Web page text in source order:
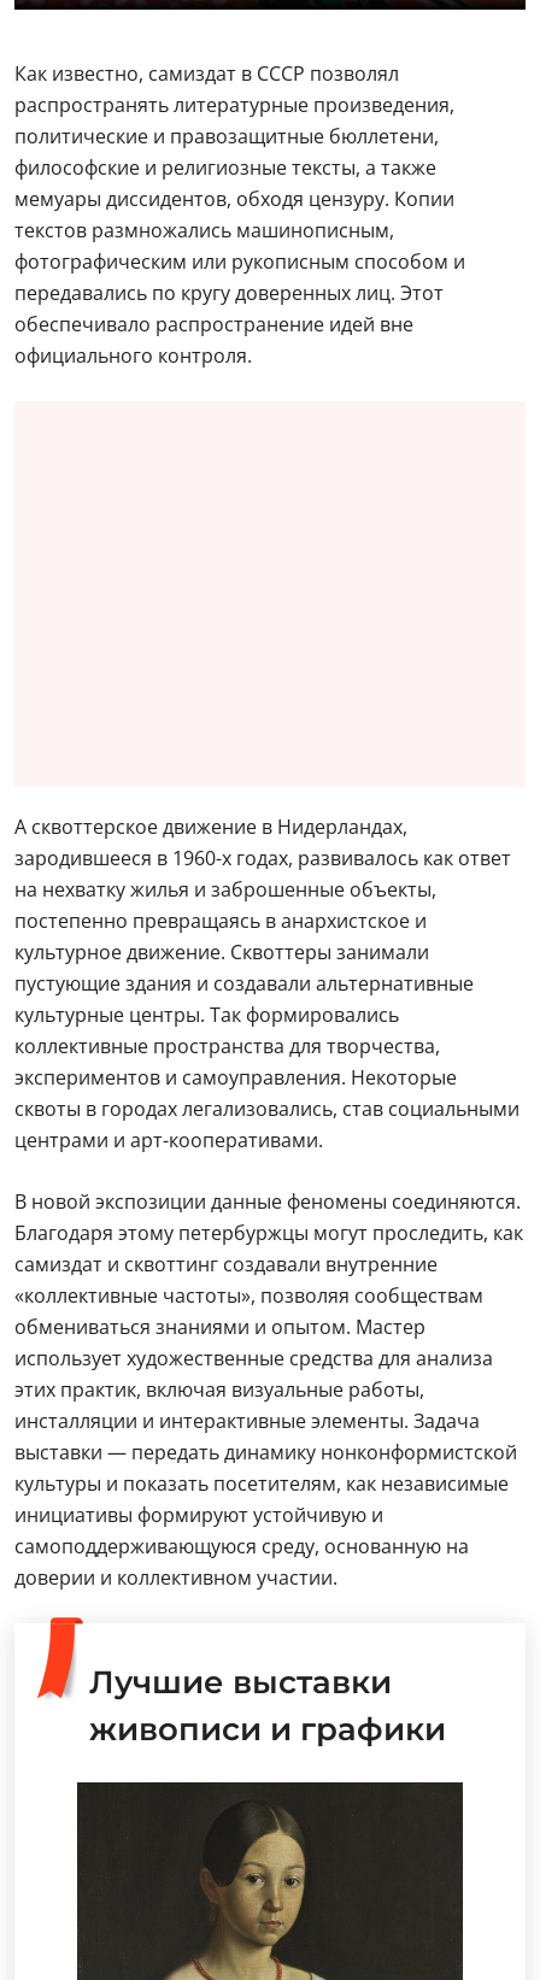
Как известно, самиздат в СССР позволял
распространять литературные произведения,
политические и правозащитные бюллетени,
философские и религиозные тексты, а также
мемуары диссидентов, обходя цензуру. Копии
текстов размножались машинописным,
фотографическим или рукописным способом и
передавались по кругу доверенных лиц. Этот
обеспечивало распространение идей вне
официального контроля.
А сквоттерское движение в Нидерландах,
зародившееся в 1960-х годах, развивалось как ответ
на нехватку жилья и заброшенные объекты,
постепенно превращаясь в анархистское и
культурное движение. Сквоттеры занимали
пустующие здания и создавали альтернативные
культурные центры. Так формировались
коллективные пространства для творчества,
экспериментов и самоуправления. Некоторые
сквоты в городах легализовались, став социальными
центрами и арт-кооперативами.
В новой экспозиции данные феномены соединяются.
Благодаря этому петербуржцы могут проследить, как
самиздат и сквоттинг создавали внутренние
«коллективные частоты», позволяя сообществам
обмениваться знаниями и опытом. Мастер
использует художественные средства для анализа
этих практик, включая визуальные работы,
инсталляции и интерактивные элементы. Задача
выставки — передать динамику нонконформистской
культуры и показать посетителям, как независимые
инициативы формируют устойчивую и
самоподдерживающуюся среду, основанную на
доверии и коллективном участии.
Лучшие выставки
живописи и графики